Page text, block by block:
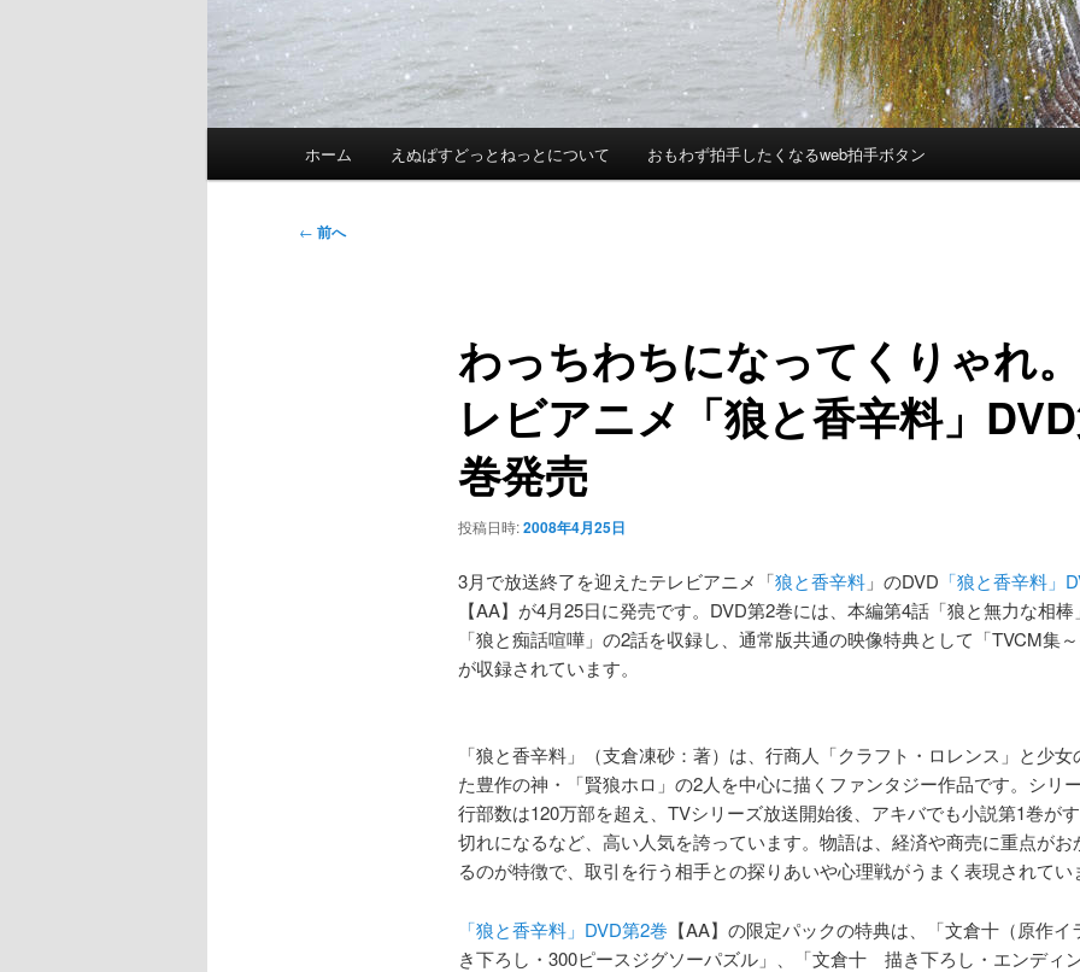
ホーム えぬぱすどっとねっとについて おもわず拍手したくなるweb拍手ボタン
投
← 前へ
わっちわちになってくりゃれ
レビアニメ「狼と香辛料」
巻発売
投稿日時:2008年4月25日
3月で放送終了を迎えたテレビアニメ「狼と香辛料」のDVD 「狼と香辛料」
【AA】が4月25日に発売です。DVD第2巻には、本編第4話「狼と無力な相
「狼と痴話喧嘩」の2話を収録し、通常版共通の映像特典として「TVCM集～
が収録されています。
「狼と香辛料」（支倉凍砂：著）は、行商人「クラフト・ロレンス」と少女
た豊作の神・「賢狼ホロ」の2人を中心に描くファンタジー作品です。シリ
行部数は120万部を超え、TVシリーズ放送開始後、アキバでも小説第1巻が
切れになるなど、高い人気を誇っています。物語は、経済や商売に重点がお
るのが特徴で、取引を行う相手との探りあいや心理戦がうまく表現されてい
「狼と香辛料」DVD第2巻 【AA】の限定パックの特典は、「文倉十（原作イ
き下ろし・300ピースジグソーパズル」、「文倉十 描き下ろし・エンディ